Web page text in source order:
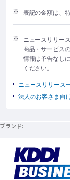
表記の金額は、
ニュースリリー
商品・サービス
情報は予告なし
ください。
ニュースリリース
法人のお客さま向
ブランド
新規